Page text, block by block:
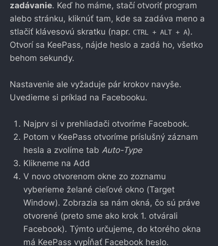
zadávanie. Keď ho máme, stačí otvoriť program
alebo stránku, kliknúť tam, kde sa zadáva meno a
stlačiť klávesovú skratku (napr. CTRL + ALT + A).
Otvorí sa KeePass, nájde heslo a zadá ho, všetko
behom sekundy.
Nastavenie ale vyžaduje pár krokov navyše.
Uvedieme si príklad na Facebooku.
Najprv si v prehliadači otvoríme Facebook.
Potom v KeePass otvoríme príslušný záznam
hesla a zvolíme tab Auto-Type
Klikneme na Add
V novo otvorenom okne zo zoznamu
vyberieme želané cieľové okno (Target
Window). Zobrazia sa nám okná, čo sú práve
otvorené (preto sme ako krok 1. otvárali
Facebook). Týmto určujeme, do ktorého okna
má KeePass vypĺňať Facebook heslo.